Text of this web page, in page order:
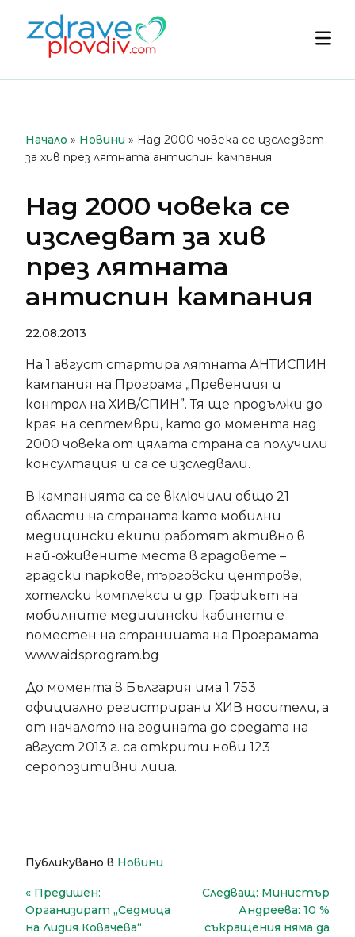
съдържанието
Начало » Новини » Над 2000 човека се изследват
за хив през лятната антиспин кампания
Над 2000 човека се
изследват за хив
през лятната
антиспин кампания
22.08.2013
На 1 август стартира лятната АНТИСПИН
кампания на Програма „Превенция и
контрол на ХИВ/СПИН”. Тя ще продължи до
края на септември, като до момента над
2000 човека от цялата страна са получили
консултация и са се изследвали.
В кампанията са се включили общо 21
области на страната като мобилни
медицински екипи работят активно в
най-оживените места в градовете –
градски паркове, търговски центрове,
хотелски комплекси и др. Графикът на
мобилните медицински кабинети е
поместен на страницата на Програмата
www.aidsprogram.bg
До момента в България има 1 753
официално регистрирани ХИВ носители, а
от началото на годината до средата на
август 2013 г. са открити нови 123
серопозитивни лица.
Публикувано в Новини
Навигация
Предишен:
Организират „Седмица
на Лидия Ковачева“
Следващ: Министър
Андреева: 10 %
съкращения няма да